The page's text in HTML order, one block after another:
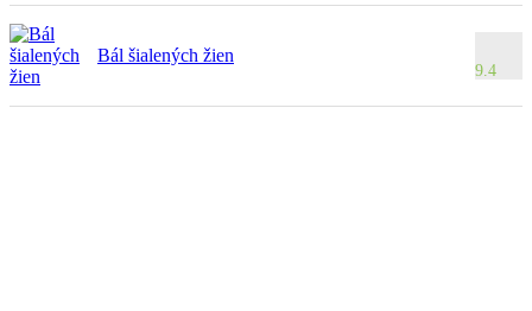
Bál šialených žien
9.4